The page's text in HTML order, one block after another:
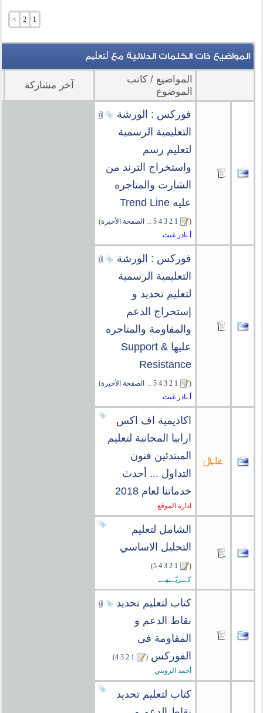
1
2
>
المواضيع ذات الكلمات الدلالية مع لتعليم
المواضيع / كاتب
الموضوع
آخر مشاركة
فوركس : الورشة
التعليمية الرسمية
لتعليم رسم
واستخراج الترند من
الشارت والمتاجره
عليه Trend Line
(
1
2
3
4
5
... الصفحة الأخيرة)
أ.نادر غيث
فوركس : الورشة
التعليمية الرسمية
لتعليم تحديد و
إستخراج الدعم
والمقاومة والمتاجره
عليها Support &
Resistance
(
1
2
3
4
5
... الصفحة الأخيرة)
أ.نادر غيث
اكاديمية اف اكس
ارابيا المجانية لتعليم
المبتدئين فنون
التداول ... أحدث
خدماتنا لعام 2018
ادارة الموقع
الشامل لتعليم
التحليل الاساسي
(
1
2
3
4
5
)
كےـريّےـمِےـ
كتاب لتعليم تحديد
نقاط الدعم و
المقاومة فى
الفوركس ‏
(
1
2
3
4
)
أحمد الرويني
كتاب لتعليم تحديد